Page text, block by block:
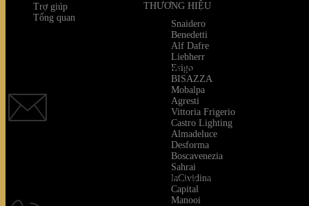
THƯƠNG HIỆU
Snaidero
Benedetti
Alf Dafre
Liebherr
Esigo
BISAZZA
Mobalpa
Agresti
Vittoria Frigerio
Castro Lighting
Almadeluce
Desforma
Boscavenezia
Sahrai
laCividina
Capital
Manooi
Trợ giúp
Tổng quan
Quý khách vui lòng chọn một tùy chọn
Quý khách vui lòng gửi mail về địa